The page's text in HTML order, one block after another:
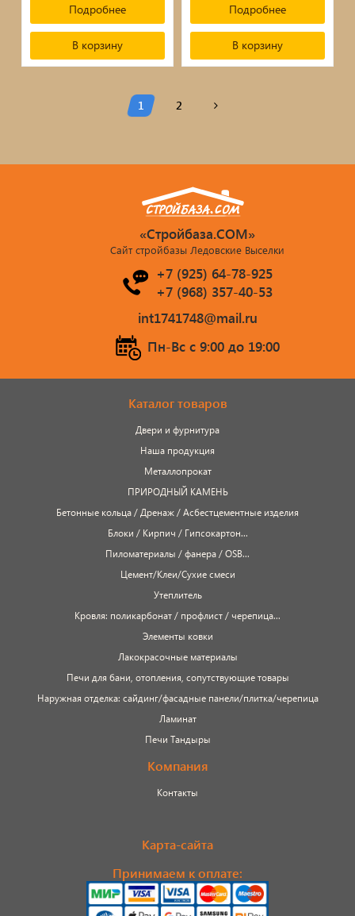
Подробнее
В корзину
Подробнее
В корзину
1 2
«Стройбаза.COM»
Сайт стройбазы Ледовские Выселки
+7 (925) 64-78-925
+7 (968) 357-40-53
int1741748@mail.ru
Пн-Вс c 9:00 до 19:00
Каталог товаров
Двери и фурнитура
Наша продукция
Металлопрокат
ПРИРОДНЫЙ КАМЕНЬ
Бетонные кольца / Дренаж / Асбестцементные изделия
Блоки / Кирпич / Гипсокартон...
Пиломатериалы / фанера / OSB...
Цемент/Клеи/Сухие смеси
Утеплитель
Кровля: поликарбонат / профлист / черепица...
Элементы ковки
Лакокрасочные материалы
Печи для бани, отопления, сопутствующие товары
Наружная отделка: сайдинг/фасадные панели/плитка/черепица
Ламинат
Печи Тандыры
Компания
Контакты
Карта-сайта
Принимаем к оплате: